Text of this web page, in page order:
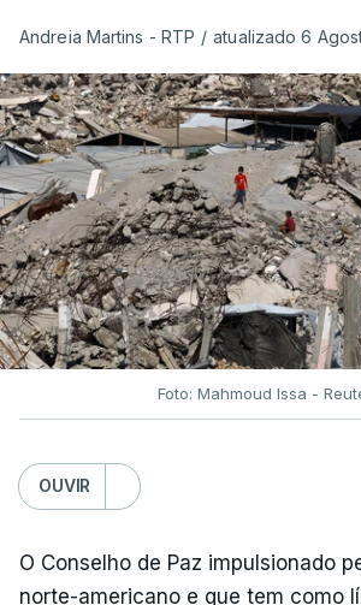
Andreia Martins - RTP / atualizado 6
Foto: Mahmoud Issa -
OUVIR
O Conselho de Paz impulsionado
norte-americano e que tem como